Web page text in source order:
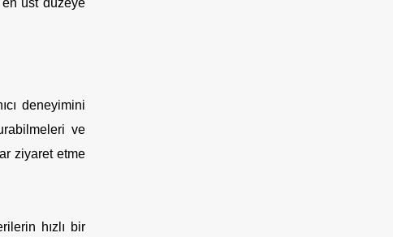
en üst düzeye
deneyimini
ve
ziyaret etme
hızlı bir